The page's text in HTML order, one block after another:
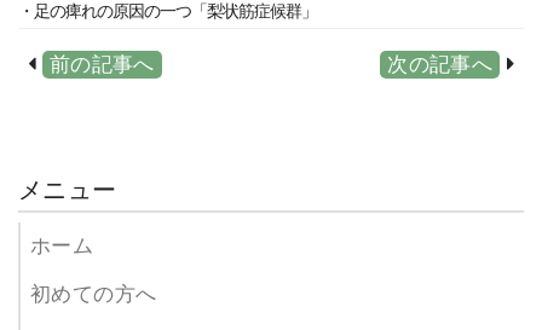
・足の痺れの原因の一つ「梨状筋症候群」
前の記事へ 次の記事へ
メニュー
ホーム
初めての方へ